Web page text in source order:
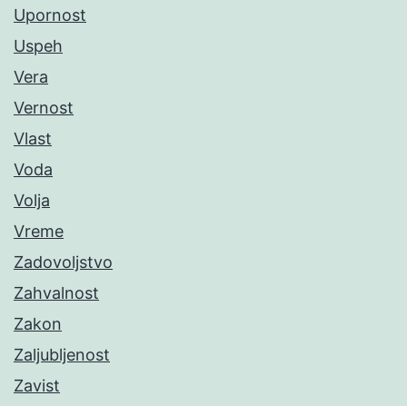
Upornost
Uspeh
Vera
Vernost
Vlast
Voda
Volja
Vreme
Zadovoljstvo
Zahvalnost
Zakon
Zaljubljenost
Zavist